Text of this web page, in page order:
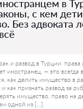
в
с кем
Без адвоката
и развод в Турции: права
иностранец, — это всегда
как делить имущество в
и как признать развод за
имущество, право на
одной из […]